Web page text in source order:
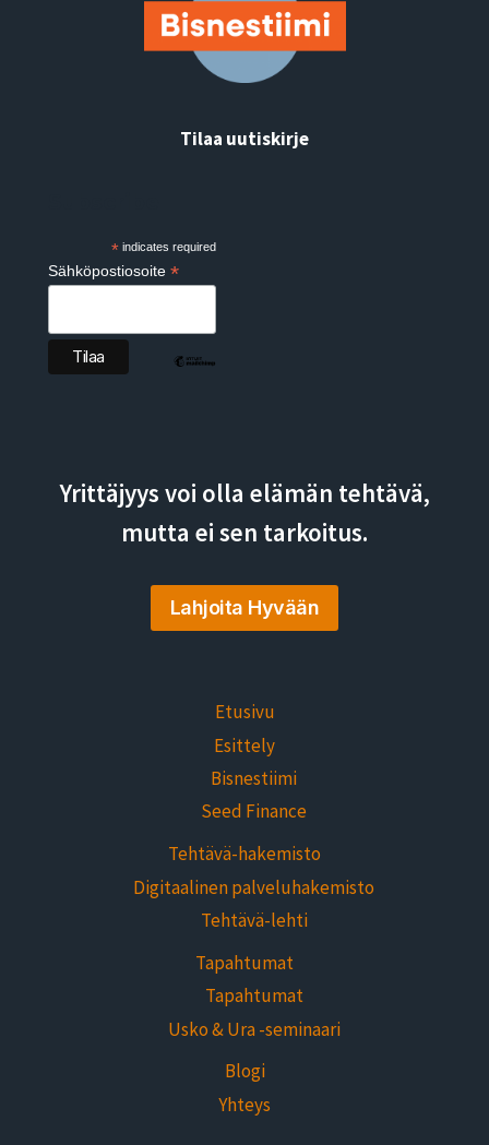
Tilaa uutiskirje
*indicates required
Sähköpostiosoite *
Yrittäjyys voi olla elämän tehtävä,
mutta ei sen tarkoitus.
Lahjoita Hyvään
Etusivu
Esittely
Bisnestiimi
Seed Finance
Tehtävä-hakemisto
Digitaalinen palveluhakemisto
Tehtävä-lehti
Tapahtumat
Tapahtumat
Usko & Ura -seminaari
Blogi
Yhteys